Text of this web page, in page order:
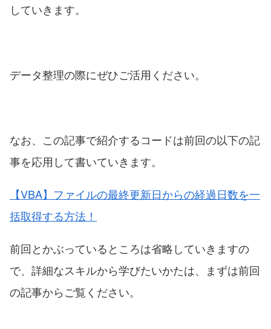
していきます。
データ整理の際にぜひご活用ください。
なお、この記事で紹介するコードは前回の以下の記
事を応用して書いていきます。
【VBA】ファイルの最終更新日からの経過日数を一
括取得する方法！
前回とかぶっているところは省略していきますの
で、詳細なスキルから学びたいかたは、まずは前回
の記事からご覧ください。